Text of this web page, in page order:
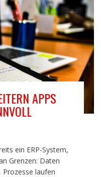
APPS
ein ERP-System,
Grenzen: Daten
Prozesse laufen